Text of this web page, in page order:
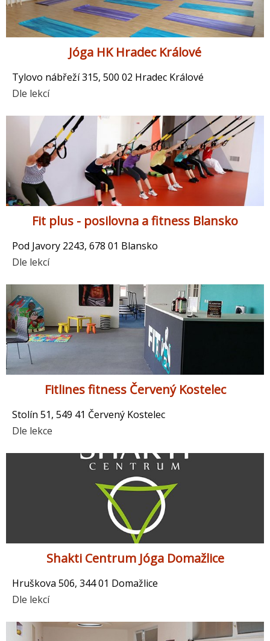
Jóga HK Hradec Králové
Tylovo nábřeží 315, 500 02 Hradec Králové
Dle lekcí
Fit plus - posilovna a fitness Blansko
Pod Javory 2243, 678 01 Blansko
Dle lekcí
Fitlines fitness Červený Kostelec
Stolín 51, 549 41 Červený Kostelec
Dle lekce
Shakti Centrum Jóga Domažlice
Hruškova 506, 344 01 Domažlice
Dle lekcí